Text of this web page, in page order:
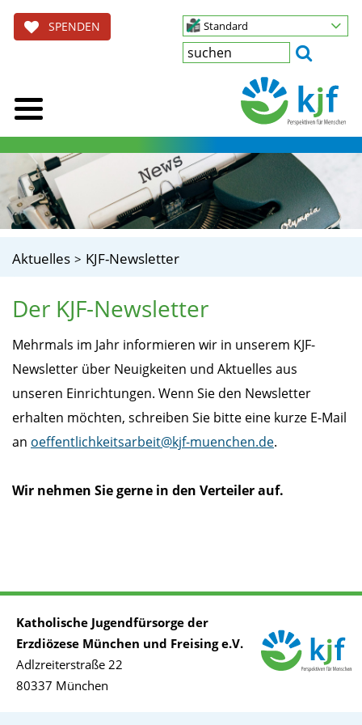
SPENDEN Standard
Aktuelles KJF-Newsletter
Der KJF-Newsletter
Mehrmals im Jahr informieren wir in unserem KJF-
Newsletter über Neuigkeiten und Aktuelles aus
unseren Einrichtungen. Wenn Sie den Newsletter
erhalten möchten, schreiben Sie bitte eine kurze E-Mail
an oeffentlichkeitsarbeit@kjf-muenchen.de.
Wir nehmen Sie gerne in den Verteiler auf.
Katholische Jugendfürsorge der
Erzdiözese München und Freising e.V.
Adlzreiterstraße 22
80337 München